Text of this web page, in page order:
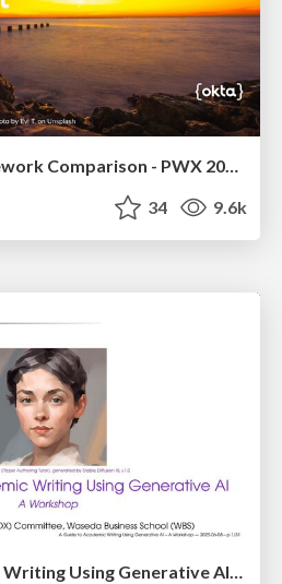
Java REST API Framework Comparison - PWX 2021
34 9.6k
A Guide to Academic Writing Using Generative AI - A Workshop